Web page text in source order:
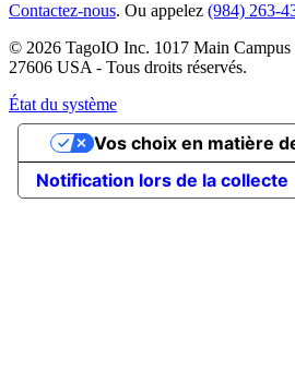
Contactez-nous. Ou appelez (984) 263-
© 2026 TagoIO Inc. 1017 Main
27606 USA - Tous droits réservés.
État du système
Notification lors de la collecte
Vos choix en matière